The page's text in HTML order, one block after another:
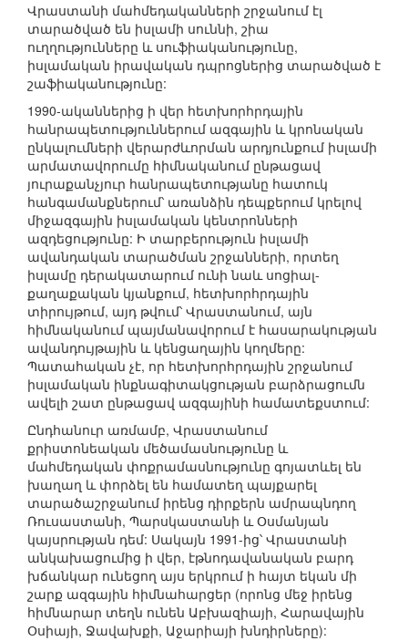
Վրաստանի մահմեդականների շրջանում էլ
տարածված են իսլամի սուննի, շիա
ուղղությունները և սուֆիականությունը,
իսլամական իրավական դպրոցներից տարածված է
շաֆիականությունը:
1990-ականներից ի վեր հետխորհրդային
հանրապետություններում ազգային և կրոնական
ընկալումների վերարժևորման արդյունքում իսլամի
արմատավորումը հիմնականում ընթացավ
յուրաքանչյուր հանրապետությանը հատուկ
հանգամանքներում՝ առանձին դեպքերում կրելով
միջազգային իսլամական կենտրոնների
ազդեցությունը: Ի տարբերություն իսլամի
ավանդական տարածման շրջանների, որտեղ
իսլամը դերակատարում ունի նաև սոցիալ-
քաղաքական կյանքում, հետխորհրդային
տիրույթում, այդ թվում՝ Վրաստանում, այն
հիմնականում պայմանավորում է հասարակության
ավանդույթային և կենցաղային կողմերը:
Պատահական չէ, որ հետխորհրդային շրջանում
իսլամական ինքնագիտակցության բարձրացումն
ավելի շատ ընթացավ ազգայինի համատեքստում:
Ընդհանուր առմամբ, Վրաստանում
քրիստոնեական մեծամասնությունը և
մահմեդական փոքրամասնությունը գոյատևել են
խաղաղ և փորձել են համատեղ պայքարել
տարածաշրջանում իրենց դիրքերն ամրապնդող
Ռուսաստանի, Պարսկաստանի և Օսմանյան
կայսրության դեմ: Սակայն 1991-ից՝ Վրաստանի
անկախացումից ի վեր, էթնոդավանական բարդ
խճանկար ունեցող այս երկրում ի հայտ եկան մի
շարք ազգային հիմնահարցեր (որոնց մեջ իրենց
հիմնարար տեղն ունեն Աբխազիայի, Հարավային
Օսիայի, Ջավախքի, Աջարիայի խնդիրները):